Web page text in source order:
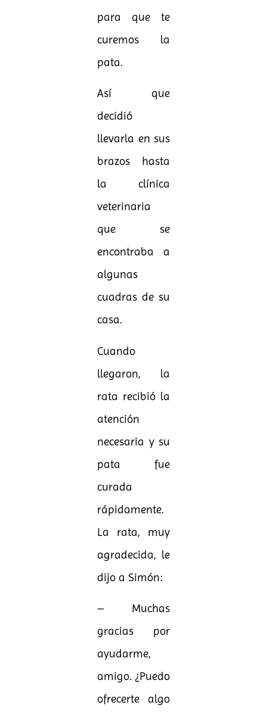
para que te
curemos la
pata.
Así que
decidió
llevarla en sus
brazos hasta
la clínica
veterinaria
que se
encontraba a
algunas
cuadras de su
casa.
Cuando
llegaron, la
rata recibió la
atención
necesaria y su
pata fue
curada
rápidamente.
La rata, muy
agradecida, le
dijo a Simón:
– Muchas
gracias por
ayudarme,
amigo. ¿Puedo
ofrecerte algo